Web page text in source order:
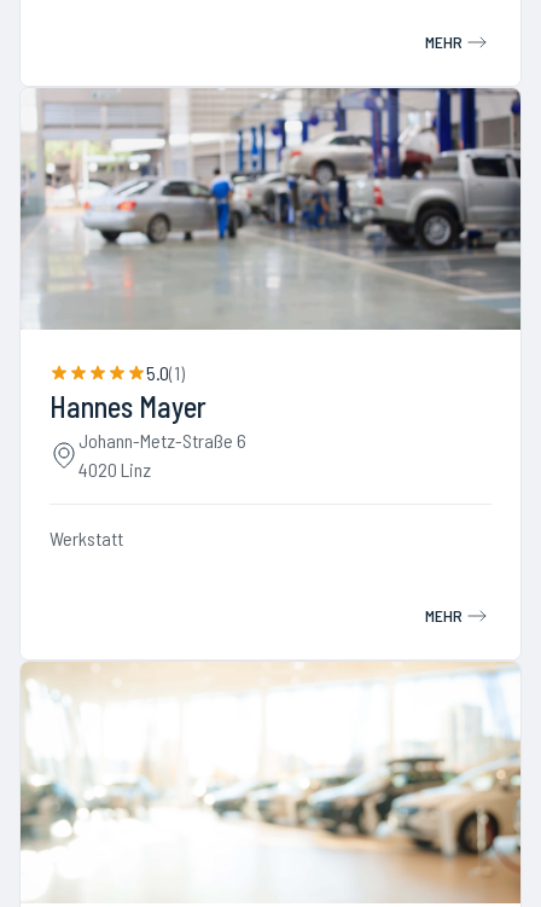
MEHR
5.0(1)
Hannes Mayer
Johann-Metz-Straße 6
4020 Linz
Werkstatt
MEHR